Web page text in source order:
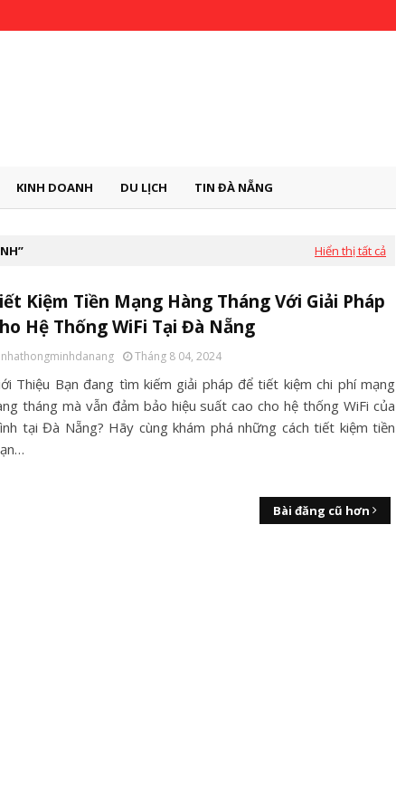
KINH DOANH DU LỊCH TIN ĐÀ NẴNG
Hiển thị tất cả
Kiệm Tiền Mạng Hàng Tháng Với Giải Pháp
Hệ Thống WiFi Tại Đà Nẵng
nhathongminhdanang Tháng 8 04, 2024
Thiệu Bạn đang tìm kiếm giải pháp để tiết kiệm chi phí mạng
tháng mà vẫn đảm bảo hiệu suất cao cho hệ thống WiFi của
tại Đà Nẵng? Hãy cùng khám phá những cách tiết kiệm tiền
Bài đăng cũ hơn